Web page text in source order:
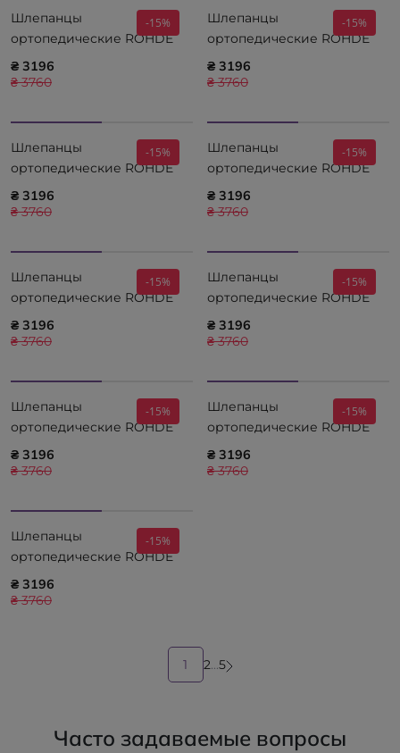
-15%
Шлепанцы
ортопедические ROHDE
Alba LINEN 5590-17
₴ 3196
₴ 3760
-15%
Шлепанцы
ортопедические ROHDE
Alba ROT 5590-40
₴ 3196
₴ 3760
-15%
Шлепанцы
ортопедические ROHDE
Alba ROSE 5590-44
₴ 3196
₴ 3760
-15%
Шлепанцы
ортопедические ROHDE
Alba PINK 5590-46
₴ 3196
₴ 3760
-15%
Шлепанцы
ортопедические ROHDE
Alba VIOLA 5590-47
₴ 3196
₴ 3760
-15%
Шлепанцы
ортопедические ROHDE
Alba ELFENBEIN 5590-02
₴ 3196
₴ 3760
-15%
Шлепанцы
ортопедические ROHDE
Alba FANGO 5590-63
₴ 3196
₴ 3760
-15%
Шлепанцы
ортопедические ROHDE
Alba JEANS 5590-55
₴ 3196
₴ 3760
-15%
Шлепанцы
ортопедические ROHDE
Alba BASALT 5590-86
₴ 3196
₴ 3760
1 2...5
Часто задаваемые вопросы